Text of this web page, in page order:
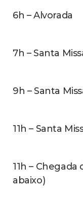
6h – Alvorada
7h – Santa
9h – Santa
11h – Santa
11h – Chegada
abaixo)